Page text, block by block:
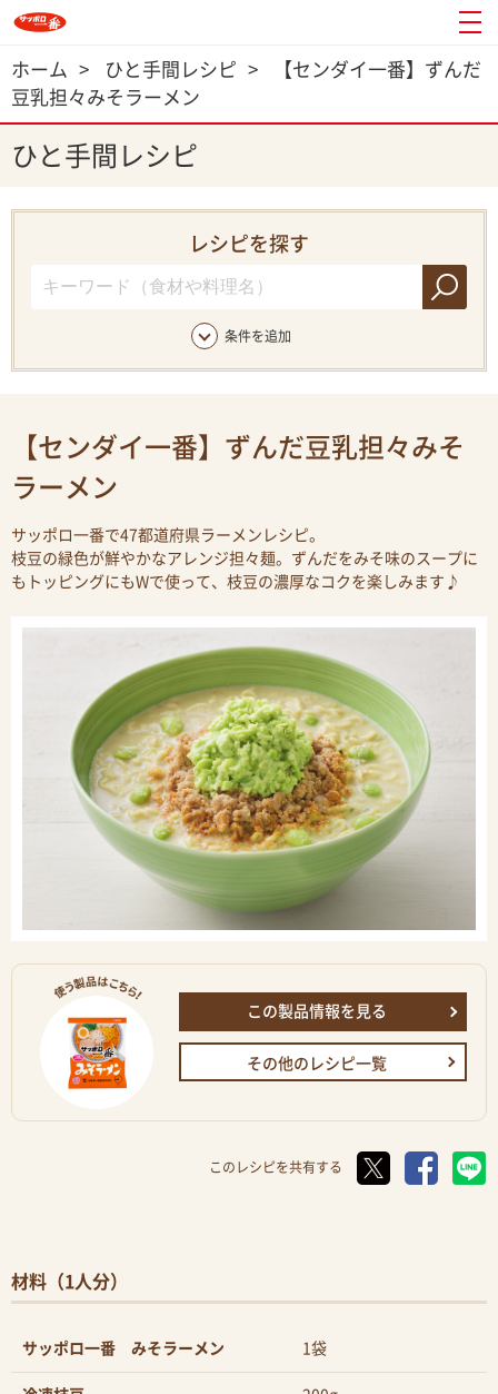
ホーム > ひと手間レシピ >
【センダイ一番】ずんだ
豆乳担々みそラーメン
ひと手間レシピ
レシピを探す
条件を追加
【センダイ一番】ずんだ豆乳担々みそ
ラーメン
サッポロ一番で47都道府県ラーメンレシピ。
枝豆の緑色が鮮やかなアレンジ担々麺。ずんだをみそ味のスープに
もトッピングにもWで使って、枝豆の濃厚なコクを楽しみます♪
この製品情報を見る
その他のレシピ一覧
このレシピを共有する
材料（1人分）
サッポロ一番 みそラーメン 1袋